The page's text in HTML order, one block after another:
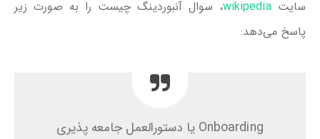
سایتwikipedia، سوال آنبوردینگ چیست را به صورت زیر
پاسخ می‌دهد:
Onboarding یا دستورالعمل جامعه پذیری